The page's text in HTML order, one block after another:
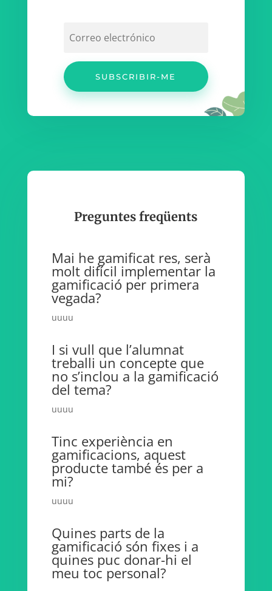
SUBSCRIBIR-ME
Preguntes freqüents
Mai he gamificat res, serà
molt difícil implementar la
gamificació per primera
vegada?
uuuu
I si vull que l’alumnat
treballi un concepte que
no s’inclou a la gamificació
del tema?
uuuu
Tinc experiència en
gamificacions, aquest
producte també és per a
mi?
uuuu
Quines parts de la
gamificació són fixes i a
quines puc donar-hi el
meu toc personal?